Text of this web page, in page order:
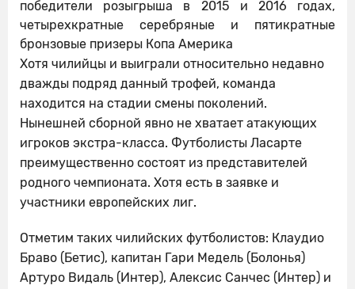
победители розыгрыша в 2015 и 2016 годах,
четырехкратные серебряные и пятикратные
бронзовые призеры Копа Америка
Хотя чилийцы и выиграли относительно недавно
дважды подряд данный трофей, команда
находится на стадии смены поколений.
Нынешней сборной явно не хватает атакующих
игроков экстра-класса. Футболисты Ласарте
преимущественно состоят из представителей
родного чемпионата. Хотя есть в заявке и
участники европейских лиг.
Отметим таких чилийских футболистов: Клаудио
Браво (Бетис), капитан Гари Медель (Болонья)
Артуро Видаль (Интер), Алексис Санчес (Интер) и